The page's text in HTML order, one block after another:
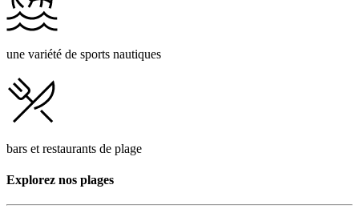
une variété de sports nautiques
bars et restaurants de plage
Explorez nos plages